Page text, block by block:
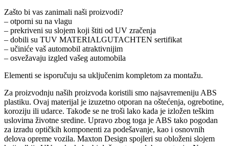
Zašto bi vas zanimali naši proizvodi?
– otporni su na vlagu
– prekriveni su slojem koji štiti od UV zračenja
– dobili su TUV MATERIALGUTACHTEN sertifikat
– učiniće vaš automobil atraktivnijim
– osvežavaju izgled vašeg automobila
Elementi se isporučuju sa uključenim kompletom za montažu.
Za proizvodnju naših proizvoda koristili smo najsavremeniju ABS
plastiku. Ovaj materijal je izuzetno otporan na oštećenja, ogrebotine,
koroziju ili udarce. Takođe se ne troši lako kada je izložen teškim
uslovima životne sredine. Upravo zbog toga je ABS tako pogodan
za izradu optičkih komponenti za podešavanje, kao i osnovnih
delova opreme vozila. Maxton Design spojleri su obloženi slojem